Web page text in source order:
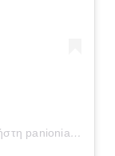
Η δημοσίευση κοινοποιήθηκε από το χρήστη panionianea.gr (@panionianea.gr)